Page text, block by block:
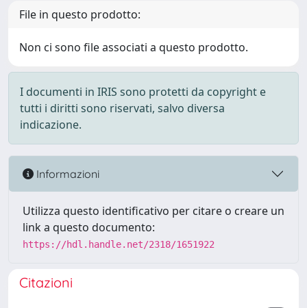
File in questo prodotto:
Non ci sono file associati a questo prodotto.
I documenti in IRIS sono protetti da copyright e
tutti i diritti sono riservati, salvo diversa
indicazione.
Informazioni
Utilizza questo identificativo per citare o creare un
link a questo documento:
https://hdl.handle.net/2318/1651922
Citazioni